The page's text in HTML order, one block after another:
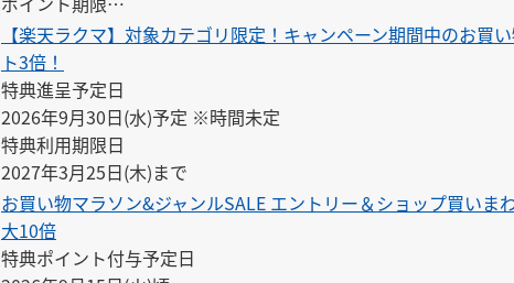
付与の翌月末日23:59
【楽天ラクマ】対象カテゴリ限定！キャンペーン期間中のお買
ト3倍！
特典進呈予定日
2026年9月30日(水)予定 ※時間未定
特典利用期限日
2027年3月25日(木)まで
お買い物マラソン&ジャンルSALE エントリー＆ショップ買いま
大10倍
特典ポイント付与予定日